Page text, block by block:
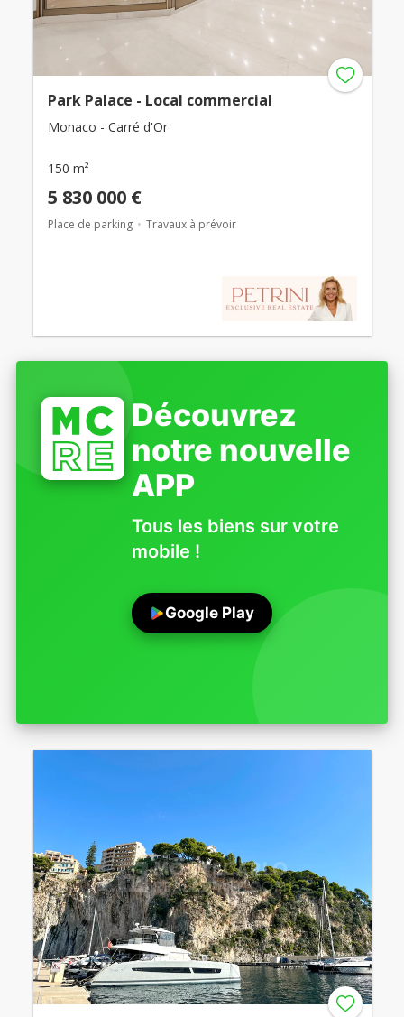
Park Palace - Local commercial
Monaco - Carré d'Or
150 m²
5 830 000 €
Place de parking Travaux à prévoir
Découvrez
notre nouvelle
APP
Tous les biens sur votre
mobile !
Google Play